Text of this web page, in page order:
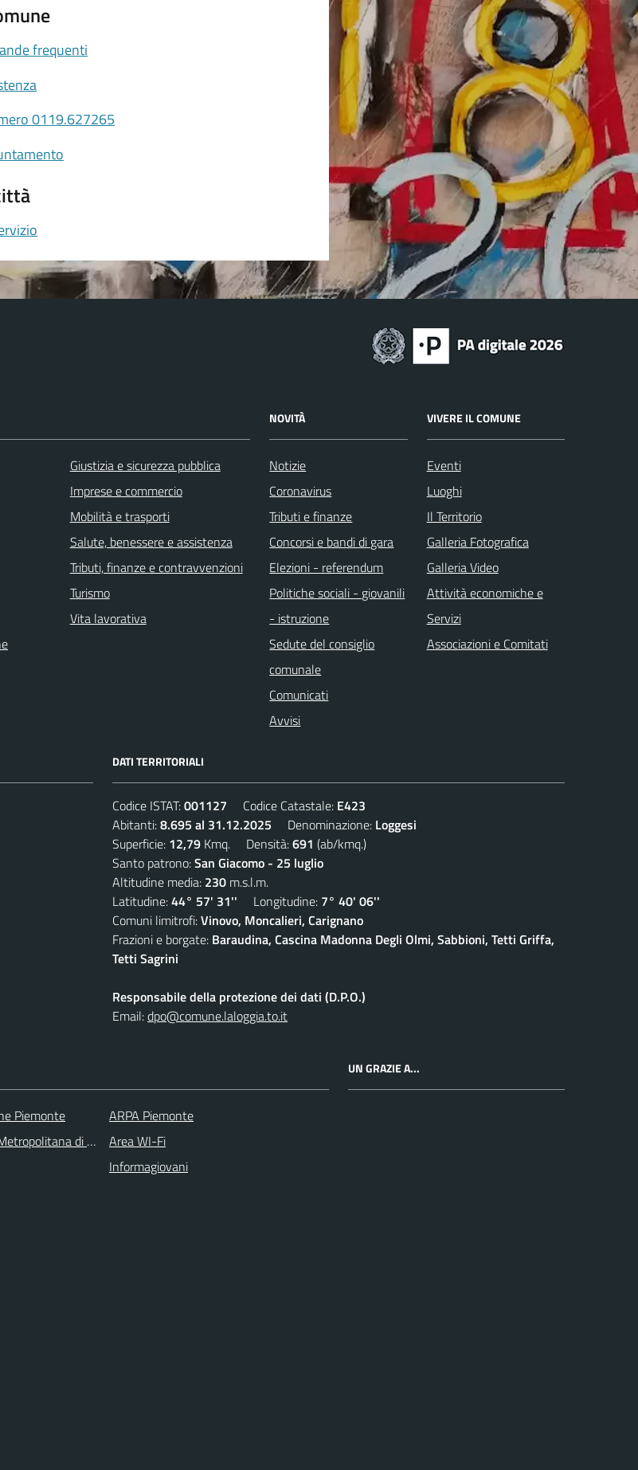
frequenti
0119.627265
Giustizia e sicurezza pubblica
Imprese e commercio
Mobilità e trasporti
Salute, benessere e assistenza
Tributi, finanze e contravvenzioni
Turismo
Vita lavorativa
NOVITÀ
Notizie
Coronavirus
Tributi e finanze
Concorsi e bandi di gara
Elezioni - referendum
Politiche sociali - giovanili
- istruzione
Sedute del consiglio
comunale
Comunicati
Avvisi
VIVERE IL COMUNE
Eventi
Luoghi
Il Territorio
Galleria Fotografica
Galleria Video
Attività economiche e
Servizi
Associazioni e Comitati
DATI TERRITORIALI
Codice ISTAT:001127 Codice Catastale: E423
Abitanti:8.695 al 31.12.2025 Denominazione: Loggesi
Superficie: 12,79 Kmq. Densità:691 (ab/kmq.)
Santo patrono:San Giacomo - 25 luglio
Altitudine media: 230 m.s.l.m.
Latitudine:44° 57' 31'' Longitudine: 7° 40' 06''
Comuni limitrofi:Vinovo, Moncalieri, Carignano
Frazioni e borgate: Baraudina, Cascina Madonna Degli Olmi, Sabbioni, Tetti Griffa,
Tetti Sagrini
Responsabile della protezione dei dati (D.P.O.)
Email:dpo@comune.laloggia.to.it
Piemonte
di Torino
ARPA Piemonte
Area WI-Fi
Informagiovani
UN GRAZIE A...